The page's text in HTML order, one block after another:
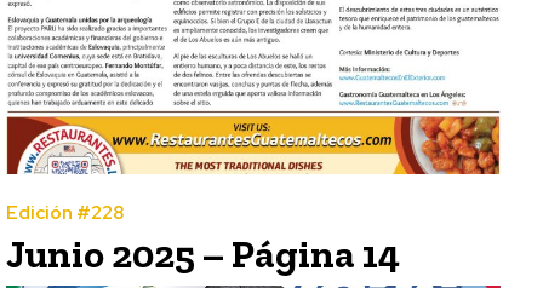
Edición #228
Junio 2025 – Página 14